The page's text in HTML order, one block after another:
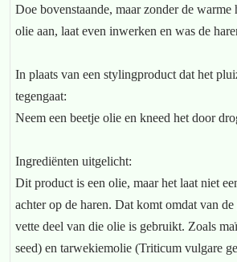
Doe bovenstaande, maar zonder de
olie aan, laat even inwerken en was de
In plaats van een stylingproduct dat het
tegengaat:
Neem een beetje olie en kneed het door
Ingrediënten uitgelicht:
Dit product is een olie, maar het laat niet
achter op de haren. Dat komt omdat van
vette deel van die olie is gebruikt. Zoals
seed) en tarwekiemolie (Triticum vulgare